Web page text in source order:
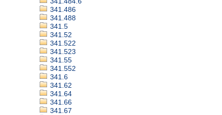
341.486
341.488
341.5
341.52
341.522
341.523
341.55
341.552
341.6
341.62
341.64
341.66
341.67